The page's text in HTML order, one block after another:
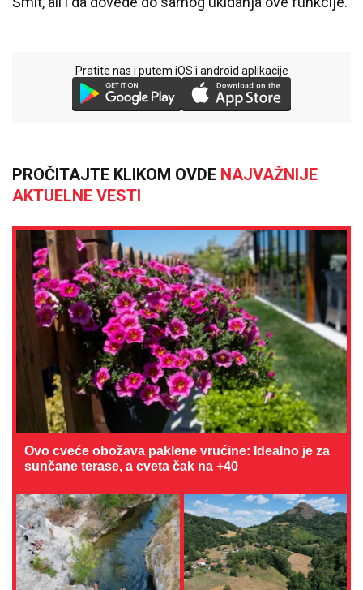
Pratite nas i putem iOS i android aplikacije
PROČITAJTE KLIKOM OVDE NAJVAŽNIJE
AKTUELNE VESTI
Ovo cveće obožava paklene vrućine: Idealno je za
sunčane terase, a cveta čak na +40